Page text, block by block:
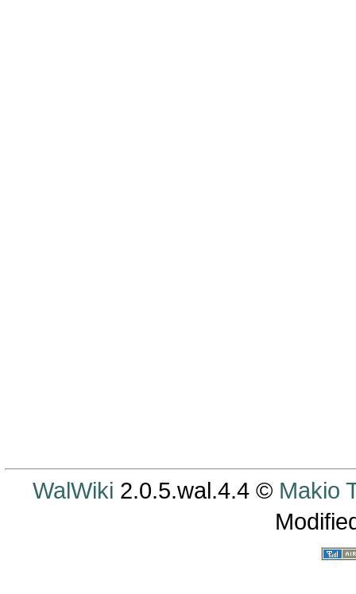
WalWiki 2.0.5.wal.4.4 © Makio